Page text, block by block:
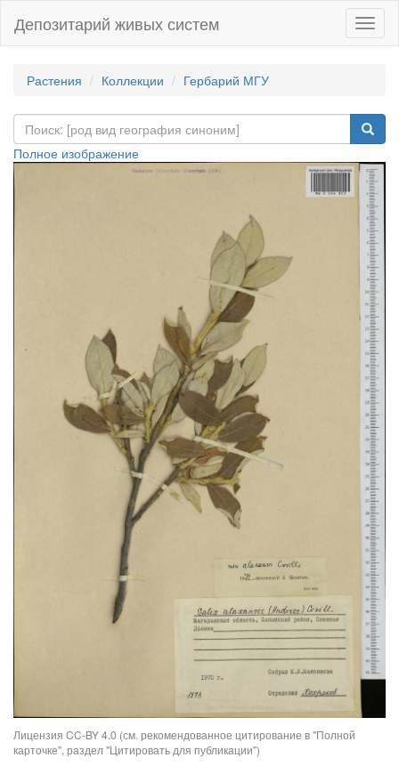
Депозитарий живых систем
Растения Коллекции Гербарий МГУ
Полное изображение
Лицензия CC-BY 4.0 (см. рекомендованное цитирование в "Полной
карточке", раздел "Цитировать для публикации")